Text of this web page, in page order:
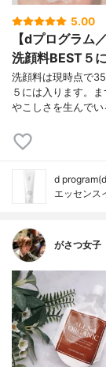
5.00
【dプログラム
洗顔料BEST５に
洗顔料は現時点で
５には入ります。
やこしさを生んで
d
エッセンス
がさつ女子